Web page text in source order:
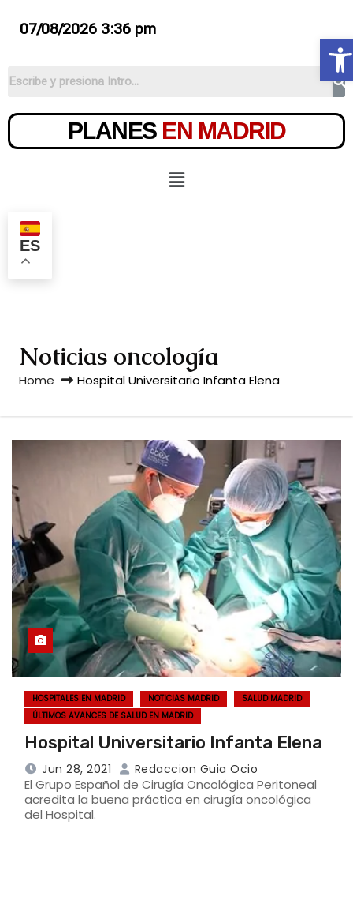
07/08/2026 3:36 pm
PLANES EN MADRID
ES
Noticias oncología
Home Hospital Universitario Infanta Elena
HOSPITALES EN MADRID NOTICIAS MADRID
SALUD MADRID
ÚLTIMOS AVANCES DE SALUD EN MADRID
Hospital Universitario Infanta Elena
Jun 28, 2021 Redaccion Guia Ocio
El Grupo Español de Cirugía Oncológica Peritoneal
acredita la buena práctica en cirugía oncológica
del Hospital.